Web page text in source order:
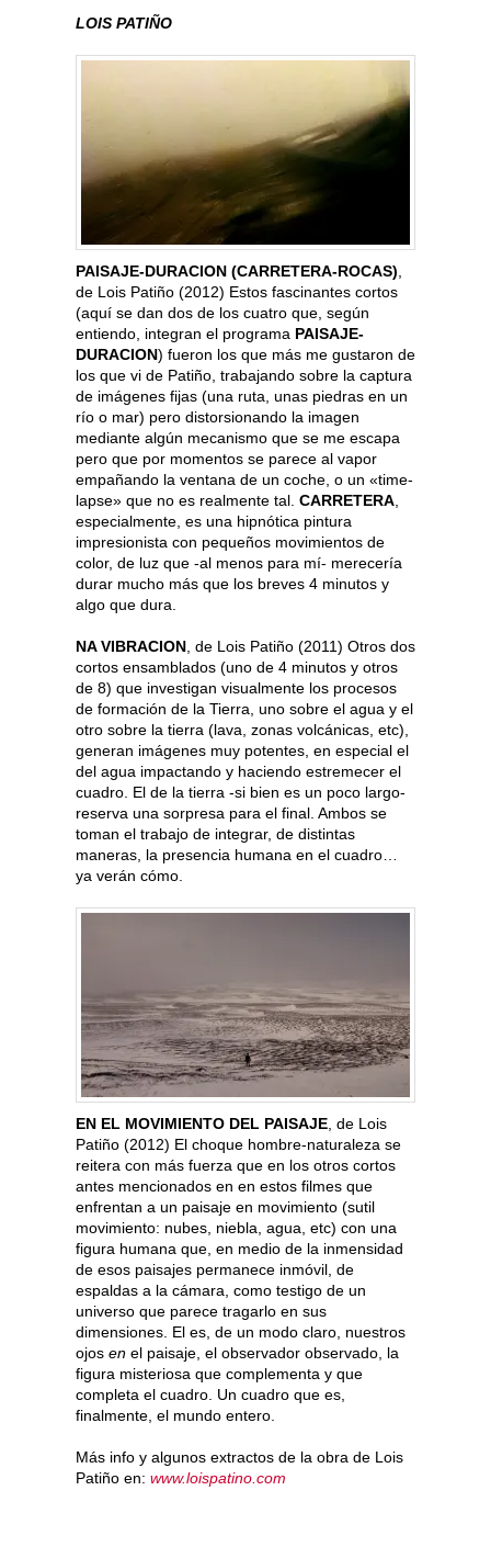
LOIS PATIÑO
PAISAJE-DURACION (CARRETERA-ROCAS),
de Lois Patiño (2012) Estos fascinantes cortos
(aquí se dan dos de los cuatro que, según
entiendo, integran el programa PAISAJE-
DURACION) fueron los que más me gustaron de
los que vi de Patiño, trabajando sobre la captura
de imágenes fijas (una ruta, unas piedras en un
río o mar) pero distorsionando la imagen
mediante algún mecanismo que se me escapa
pero que por momentos se parece al vapor
empañando la ventana de un coche, o un «time-
lapse» que no es realmente tal. CARRETERA,
especialmente, es una hipnótica pintura
impresionista con pequeños movimientos de
color, de luz que -al menos para mí- merecería
durar mucho más que los breves 4 minutos y
algo que dura.
NA VIBRACION, de Lois Patiño (2011) Otros dos
cortos ensamblados (uno de 4 minutos y otros
de 8) que investigan visualmente los procesos
de formación de la Tierra, uno sobre el agua y el
otro sobre la tierra (lava, zonas volcánicas, etc),
generan imágenes muy potentes, en especial el
del agua impactando y haciendo estremecer el
cuadro. El de la tierra -si bien es un poco largo-
reserva una sorpresa para el final. Ambos se
toman el trabajo de integrar, de distintas
maneras, la presencia humana en el cuadro…
ya verán cómo.
EN EL MOVIMIENTO DEL PAISAJE, de Lois
Patiño (2012) El choque hombre-naturaleza se
reitera con más fuerza que en los otros cortos
antes mencionados en en estos filmes que
enfrentan a un paisaje en movimiento (sutil
movimiento: nubes, niebla, agua, etc) con una
figura humana que, en medio de la inmensidad
de esos paisajes permanece inmóvil, de
espaldas a la cámara, como testigo de un
universo que parece tragarlo en sus
dimensiones. El es, de un modo claro, nuestros
ojos en el paisaje, el observador observado, la
figura misteriosa que complementa y que
completa el cuadro. Un cuadro que es,
finalmente, el mundo entero.
Más info y algunos extractos de la obra de Lois
Patiño en: www.loispatino.com